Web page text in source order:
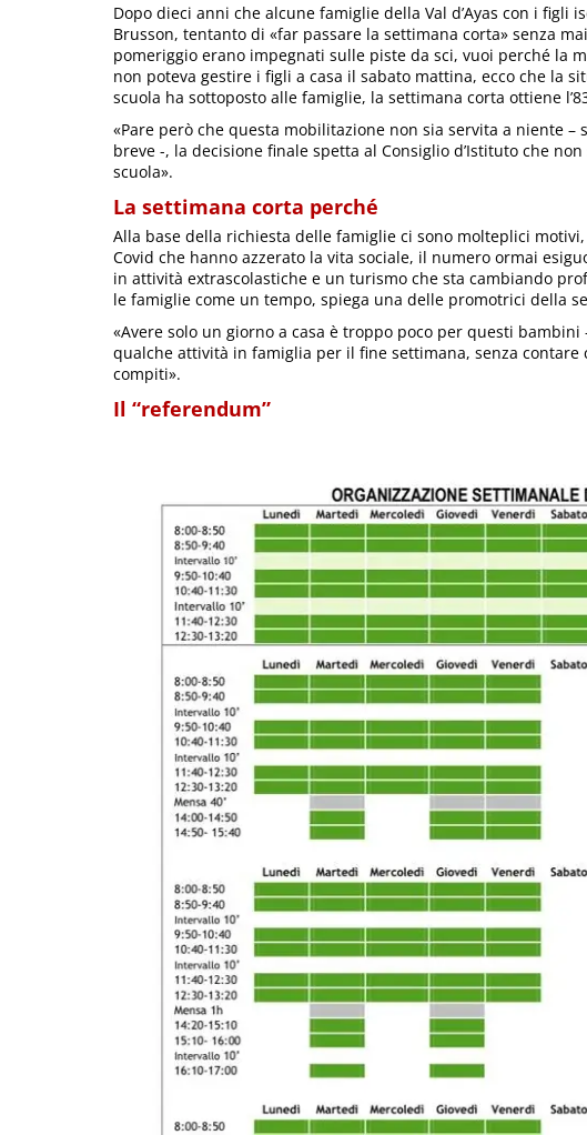
Dopo dieci anni che alcune famiglie della Val d’Ayas con i
Brusson, tentanto di «far passare la settimana corta» senza
pomeriggio erano impegnati sulle piste da sci, vuoi perché la
non poteva gestire i figli a casa il sabato mattina, ecco che la
scuola ha sottoposto alle famiglie, la settimana corta ottiene
«Pare però che questa mobilitazione non sia servita a niente
breve -, la decisione finale spetta al Consiglio d’Istituto che
scuola».
La settimana corta perché
Alla base della richiesta delle famiglie ci sono molteplici
Covid che hanno azzerato la vita sociale, il numero ormai
in attività extrascolastiche e un turismo che sta cambiando
le famiglie come un tempo, spiega una delle promotrici della
«Avere solo un giorno a casa è troppo poco per questi
qualche attività in famiglia per il fine settimana, senza contare
compiti».
Il “referendum”